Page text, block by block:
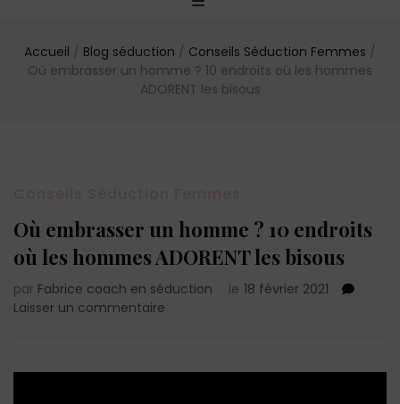
Accueil / Blog séduction / Conseils Séduction Femmes /
Où embrasser un homme ? 10 endroits où les hommes
ADORENT les bisous
Où embrasser un homme ? 10 endroits
où les hommes ADORENT les bisous
par Fabrice coach en séduction le 18 février 2021
Laisser un commentaire